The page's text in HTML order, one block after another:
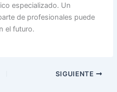
especializado. Un
de profesionales puede
el futuro.
SIGUIENTE